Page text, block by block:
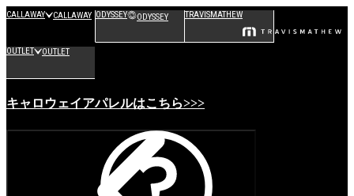
CALLAWAY CALLAWAY ODYSSEY ODYSSEY TRAVISMATHEW
OUTLET OUTLET
キャロウェイアパレルはこちら>>>